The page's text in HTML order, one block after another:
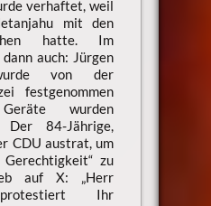
verhaftet, weil
mit den
hatte. Im
auch: Jürgen
von der
festgenommen
wurden
Der 84-Jährige,
CDU austrat, um
zu
auf X: „Herr
Ihr